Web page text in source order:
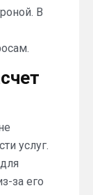
В
услуг.
за его